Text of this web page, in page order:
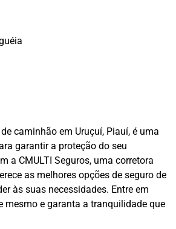
caminhão em Uruçuí, Piauí, é uma
garantir a proteção do seu
a CMULTI Seguros, uma corretora
as melhores opções de seguro de
às suas necessidades. Entre em
mesmo e garanta a tranquilidade que